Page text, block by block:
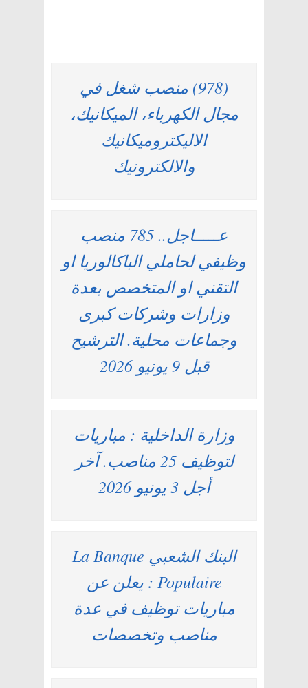
(978) منصب شغل في
مجال الكهرباء، الميكانيك،
الاليكتروميكانيك
والالكترونيك
عـــــاجل.. 785 منصب
وظيفي لحاملي الباكالوريا او
التقني او المتخصص بعدة
وزارات وشركات كبرى
وجماعات محلية. الترشيح
قبل 9 يونيو 2026
وزارة الداخلية : مباريات
لتوظيف 25 مناصب. آخر
أجل 3 يونيو 2026
البنك الشعبي La Banque
Populaire : يعلن عن
مباريات توظيف في عدة
مناصب وتخصصات